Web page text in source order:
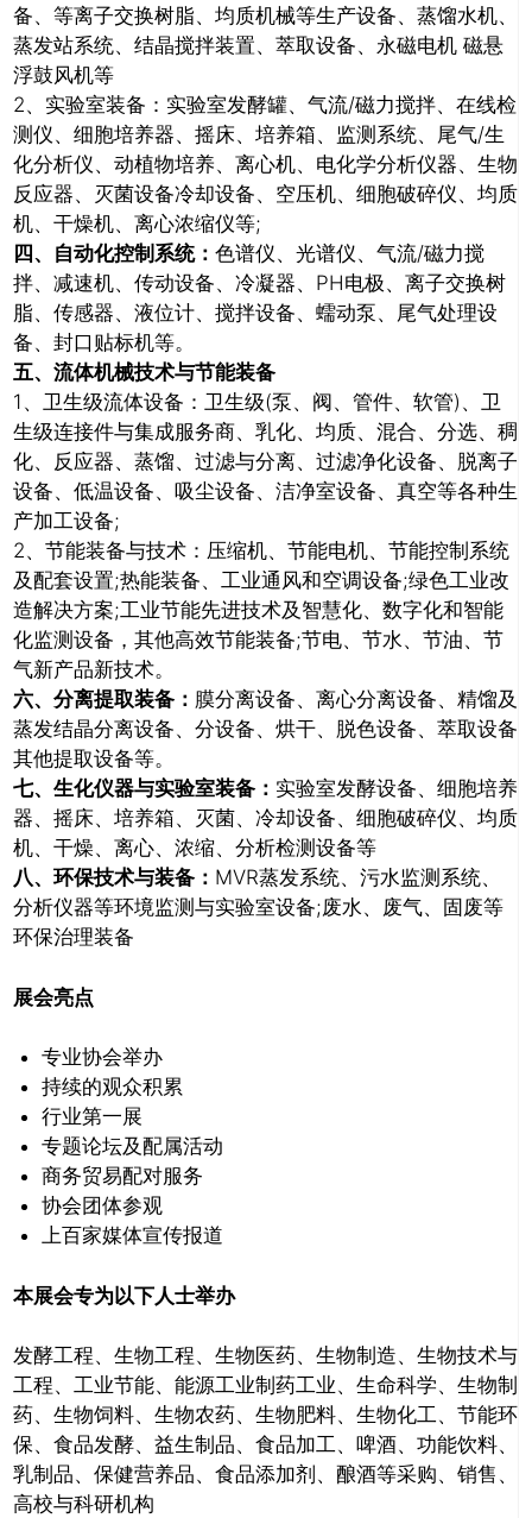
备、等离子交换树脂、均质机械等生产设备、蒸馏水机、
蒸发站系统、结晶搅拌装置、萃取设备、永磁电机 磁悬
浮鼓风机等
2、实验室装备：实验室发酵罐、气流/磁力搅拌、在线检
测仪、细胞培养器、摇床、培养箱、监测系统、尾气/生
化分析仪、动植物培养、离心机、电化学分析仪器、生物
反应器、灭菌设备冷却设备、空压机、细胞破碎仪、均质
机、干燥机、离心浓缩仪等;
四、自动化控制系统： 色谱仪、光谱仪、气流/磁力搅
拌、减速机、传动设备、冷凝器、PH电极、离子交换树
脂、传感器、液位计、搅拌设备、蠕动泵、尾气处理设
备、封口贴标机等。
五、流体机械技术与节能装备
1、卫生级流体设备：卫生级(泵、阀、管件、软管)、卫
生级连接件与集成服务商、乳化、均质、混合、分选、稠
化、反应器、蒸馏、过滤与分离、过滤净化设备、脱离子
设备、低温设备、吸尘设备、洁净室设备、真空等各种生
产加工设备;
2、节能装备与技术：压缩机、节能电机、节能控制系统
及配套设置;热能装备、工业通风和空调设备;绿色工业改
造解决方案;工业节能先进技术及智慧化、数字化和智能
化监测设备，其他高效节能装备;节电、节水、节油、节
气新产品新技术。
六、分离提取装备： 膜分离设备、离心分离设备、精馏及
蒸发结晶分离设备、分设备、烘干、脱色设备、萃取设备
其他提取设备等。
七、生化仪器与实验室装备： 实验室发酵设备、细胞培养
器、摇床、培养箱、灭菌、冷却设备、细胞破碎仪、均质
机、干燥、离心、浓缩、分析检测设备等
八、环保技术与装备： MVR蒸发系统、污水监测系统、
分析仪器等环境监测与实验室设备;废水、废气、固废等
环保治理装备
展会亮点
专业协会举办
持续的观众积累
行业第一展
专题论坛及配属活动
商务贸易配对服务
协会团体参观
上百家媒体宣传报道
本展会专为以下人士举办
发酵工程、生物工程、生物医药、生物制造、生物技术与
工程、工业节能、能源工业制药工业、生命科学、生物制
药、生物饲料、生物农药、生物肥料、生物化工、节能环
保、食品发酵、益生制品、食品加工、啤酒、功能饮料、
乳制品、保健营养品、食品添加剂、酿酒等采购、销售、
高校与科研机构
推广链接：
关闭